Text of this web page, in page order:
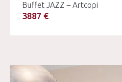
Buffet JAZZ – Artcopi
3887 €